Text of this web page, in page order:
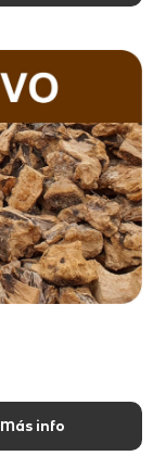
Más info